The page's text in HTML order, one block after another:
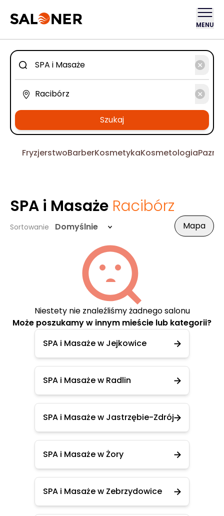
MENU
Szukaj
FryzjerstwoBarberKosmetykaKosmetologia
SPA i Masaże Racibórz
Sortowanie Domyślnie Mapa
Niestety nie znaleźliśmy żadnego salonu
Może poszukamy w innym mieście lub kategorii?
SPA i Masaże w Jejkowice
SPA i Masaże w Radlin
SPA i Masaże w Jastrzębie-Zdrój
SPA i Masaże w Żory
SPA i Masaże w Zebrzydowice